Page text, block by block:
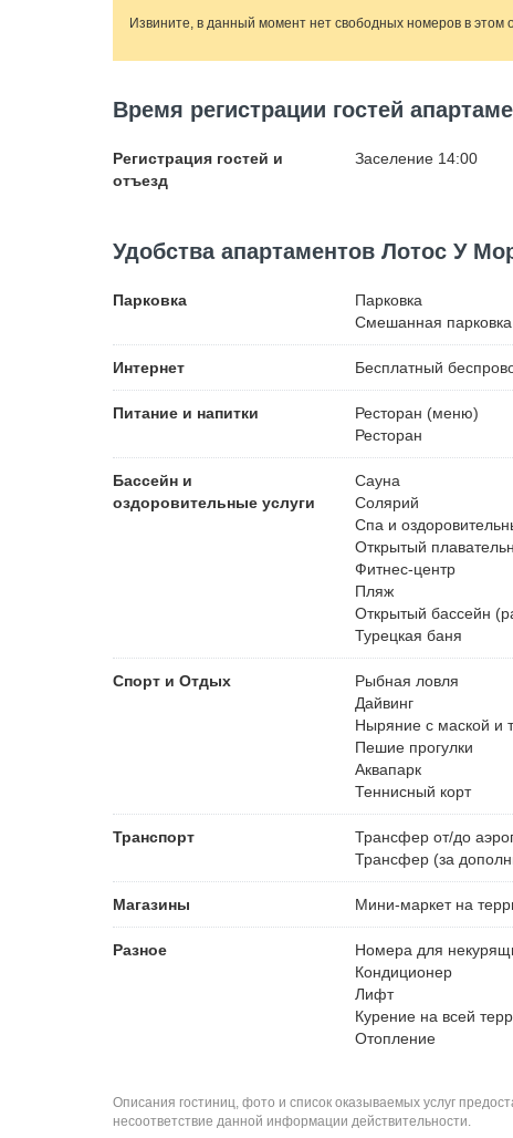
Извините, в данный момент нет свободных номеров в этом
Время регистрации гостей
Регистрация гостей и
отъезд
Заселение 14:00
Удобства апартаментов Лотос У
Парковка
Парковка
Смешанная парковка
Интернет Бесплатный
Питание и напитки
Ресторан (меню)
Ресторан
Бассейн и
оздоровительные услуги
Сауна
Солярий
Спа и
Открытый
Фитнес-центр
Пляж
Открытый бассейн
Турецкая баня
Спорт и Отдых
Рыбная ловля
Дайвинг
Ныряние с маской и
Пешие прогулки
Аквапарк
Теннисный корт
Транспорт
Трансфер от/до
Трансфер (за
Магазины Мини-маркет на
Разное
Номера для
Кондиционер
Лифт
Курение на всей
Отопление
Описания гостиниц, фото и список оказываемых услуг
несоответствие данной информации действительности.